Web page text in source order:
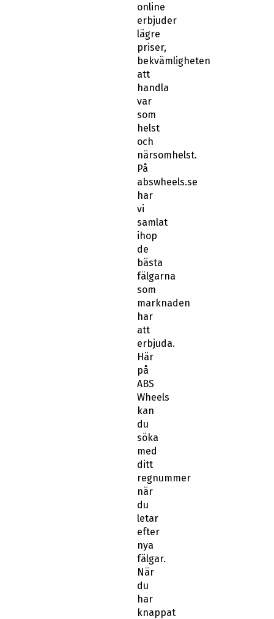
online
erbjuder
lägre
priser,
bekvämligheten
att
handla
var
som
helst
och
närsomhelst.
På
abswheels.se
har
vi
samlat
ihop
de
bästa
fälgarna
som
marknaden
har
att
erbjuda.
Här
på
ABS
Wheels
kan
du
söka
med
ditt
regnummer
när
du
letar
efter
nya
fälgar.
När
du
har
knappat